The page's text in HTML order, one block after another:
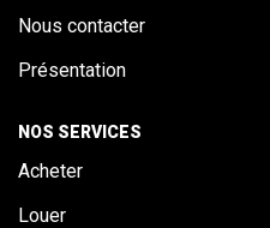
Nous contacter
Présentation
NOS SERVICES
Acheter
Louer